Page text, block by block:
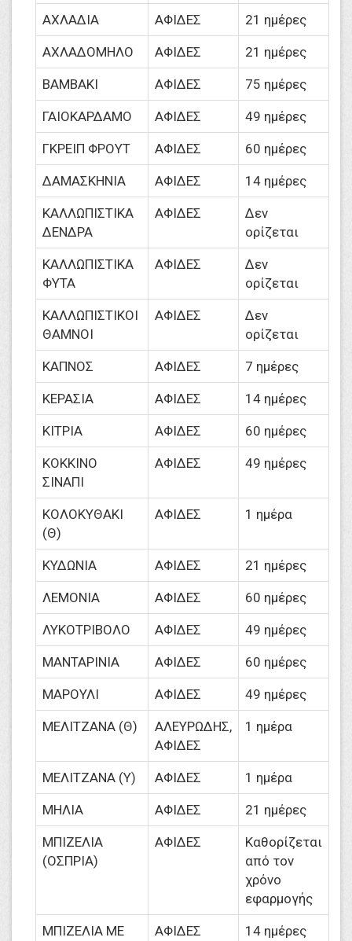
ΑΧΛΑΔΙΑ ΑΦΙΔΕΣ 21 ημέρες
ΑΧΛΑΔΟΜΗΛΟ ΑΦΙΔΕΣ 21 ημέρες
ΒΑΜΒΑΚΙ ΑΦΙΔΕΣ 75 ημέρες
ΓΑΙΟΚΑΡΔΑΜΟ ΑΦΙΔΕΣ 49 ημέρες
ΓΚΡΕΙΠ ΦΡΟΥΤ ΑΦΙΔΕΣ 60 ημέρες
ΔΑΜΑΣΚΗΝΙΑ ΑΦΙΔΕΣ 14 ημέρες
ΚΑΛΛΩΠΙΣΤΙΚΑ
ΔΕΝΔΡΑ
ΑΦΙΔΕΣ
Δεν
ορίζεται
ΚΑΛΛΩΠΙΣΤΙΚΑ
ΦΥΤΑ
ΑΦΙΔΕΣ
Δεν
ορίζεται
ΚΑΛΛΩΠΙΣΤΙΚΟΙ
ΘΑΜΝΟΙ
ΑΦΙΔΕΣ
Δεν
ορίζεται
ΚΑΠΝΟΣ ΑΦΙΔΕΣ 7 ημέρες
ΚΕΡΑΣΙΑ ΑΦΙΔΕΣ 14 ημέρες
ΚΙΤΡΙΑ ΑΦΙΔΕΣ 60 ημέρες
ΚΟΚΚΙΝΟ
ΣΙΝΑΠΙ
ΑΦΙΔΕΣ 49 ημέρες
ΚΟΛΟΚΥΘΑΚΙ
(Θ)
ΑΦΙΔΕΣ 1 ημέρα
ΚΥΔΩΝΙΑ ΑΦΙΔΕΣ 21 ημέρες
ΛΕΜΟΝΙΑ ΑΦΙΔΕΣ 60 ημέρες
ΛΥΚΟΤΡΙΒΟΛΟ ΑΦΙΔΕΣ 49 ημέρες
ΜΑΝΤΑΡΙΝΙΑ ΑΦΙΔΕΣ 60 ημέρες
ΜΑΡΟΥΛΙ ΑΦΙΔΕΣ 49 ημέρες
ΜΕΛΙΤΖΑΝΑ (Θ)
ΑΛΕΥΡΩΔΗΣ,
ΑΦΙΔΕΣ
1 ημέρα
ΜΕΛΙΤΖΑΝΑ (Υ) ΑΦΙΔΕΣ 1 ημέρα
ΜΗΛΙΑ ΑΦΙΔΕΣ 21 ημέρες
ΜΠΙΖΕΛΙΑ
(ΟΣΠΡΙΑ)
ΑΦΙΔΕΣ
Καθορίζεται
από τον
χρόνο
εφαρμογής
ΜΠΙΖΕΛΙΑ ΜΕ
ΑΦΙΔΕΣ 14 ημέρες